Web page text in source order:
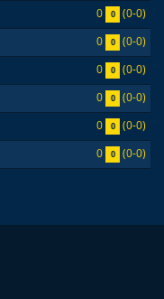
0 0
(0-0)
0 0
(0-0)
0 0
(0-0)
0 0
(0-0)
0 0
(0-0)
0 0 (0-0)